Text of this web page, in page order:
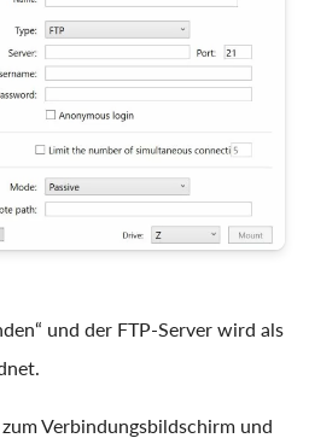
und der FTP-Server wird als
Verbindungsbildschirm und